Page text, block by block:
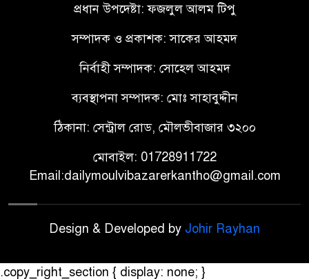
প্রধান উপদেষ্টা: ফজলুল আলম টিপু
সম্পাদক ও প্রকাশক: সাকের আহমদ
নির্বাহী সম্পাদক: সোহেল আহমদ
ব্যবস্থাপনা সম্পাদক: মোঃ সাহাবুদ্দীন
ঠিকানা: সেন্ট্রাল রোড, মৌলভীবাজার ৩২০০
মোবাইল: 01728911722
Email:dailymoulvibazarerkantho@gmail.com
Design & Developed by Johir Rayhan
.copy_right_section { display: none; }